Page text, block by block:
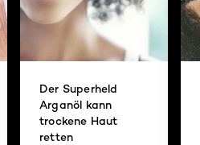
Der Superheld
Arganöl kann
trockene Haut
retten